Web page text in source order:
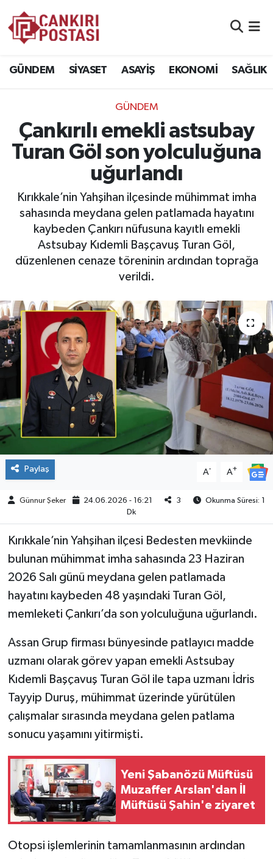
GÜNDEM SİYASET ASAYİŞ EKONOMİ SAĞLIK
GÜNDEM
Çankırılı emekli astsubay
Turan Göl son yolculuğuna
uğurlandı
Kırıkkale’nin Yahşihan ilçesinde mühimmat imha
sahasında meydana gelen patlamada hayatını
kaybeden Çankırı nüfusuna kayıtlı emekli
Astsubay Kıdemli Başçavuş Turan Göl,
düzenlenen cenaze töreninin ardından toprağa
verildi.
Paylaş A- A+
Günnur Şeker 24.06.2026 - 16:21 3
Okunma Süresi: 1
Dk
Kırıkkale’nin Yahşihan ilçesi Bedesten mevkiinde
bulunan mühimmat imha sahasında 23 Haziran
2026 Salı günü meydana gelen patlamada
hayatını kaybeden 48 yaşındaki Turan Göl,
memleketi Çankırı’da son yolculuğuna uğurlandı.
Assan Grup firması bünyesinde patlayıcı madde
uzmanı olarak görev yapan emekli Astsubay
Kıdemli Başçavuş Turan Göl ile tapa uzmanı İdris
Tayyip Duruş, mühimmat üzerinde yürütülen
çalışmalar sırasında meydana gelen patlama
sonucu yaşamını yitirmişti.
Yeni Şabanözü Müftüsü
Muzaffer Arslan'dan İl
Müftüsü Şahin'e ziyaret
Otopsi işlemlerinin tamamlanmasının ardından
EKONOMİ
SPOR
EĞİTİM
YAŞAM
İLÇELER
RESMİ İLANLAR
KÜLTÜR
VEFAT
BÖLGE
TÜRKİYE
DÜNYA
Trafik Durumu
Süper Lig Puan Durumu ve Fikstür
Tüm Manşetler
Son Dakika Haberleri
Haber Arşivi